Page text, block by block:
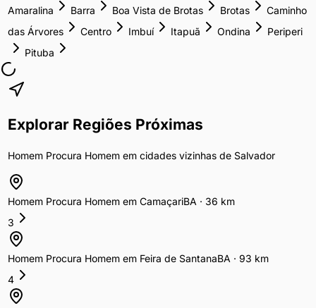
Amaralina Barra Boa Vista de Brotas Brotas
Caminho
das Árvores
Centro Imbuí Itapuã Ondina
Periperi
Pituba
Explorar Regiões Próximas
Homem Procura Homemem cidades vizinhas de Salvador
Homem Procura Homemem CamaçariBA · 36 km
3
Homem Procura Homemem Feira de SantanaBA · 93 km
4